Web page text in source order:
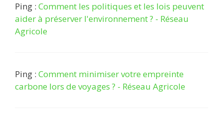
Ping : Comment les politiques et les lois peuvent
aider à préserver l'environnement ? - Réseau
Agricole
Ping : Comment minimiser votre empreinte
carbone lors de voyages ? - Réseau Agricole